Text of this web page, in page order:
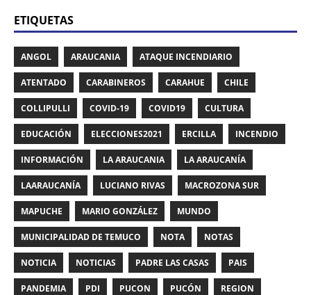
ETIQUETAS
ANGOL ARAUCANIA ATAQUE INCENDIARIO
ATENTADO CARABINEROS CARAHUE CHILE
COLLIPULLI COVID-19 COVID19 CULTURA
EDUCACIÓN ELECCIONES2021 ERCILLA INCENDIO
INFORMACIÓN LA ARAUCANIA LA ARAUCANÍA
LAARAUCANÍA LUCIANO RIVAS MACROZONA SUR
MAPUCHE MARIO GONZÁLEZ MUNDO
MUNICIPALIDAD DE TEMUCO NOTA NOTAS
NOTICIA NOTICIAS PADRE LAS CASAS PAIS
PANDEMIA PDI PUCON PUCÓN REGION